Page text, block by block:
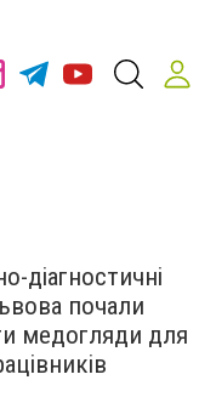
діагностичні
почали
медогляди для